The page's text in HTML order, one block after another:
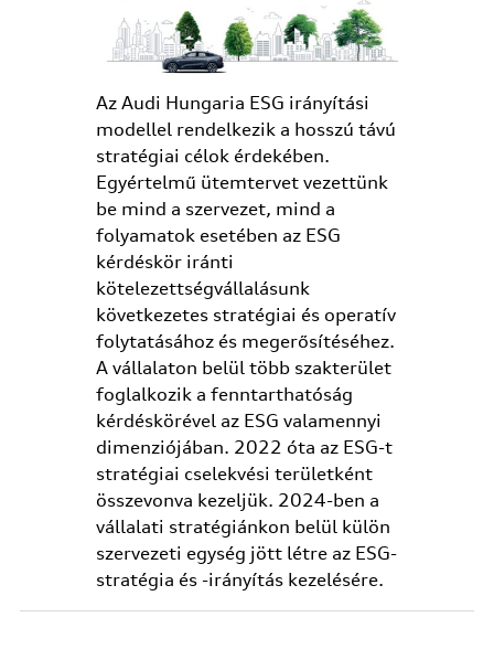
Az Audi Hungaria ESG irányítási
modellel rendelkezik a hosszú távú
stratégiai célok érdekében.
Egyértelmű ütemtervet vezettünk
be mind a szervezet, mind a
folyamatok esetében az ESG
kérdéskör iránti
kötelezettségvállalásunk
következetes stratégiai és operatív
folytatásához és megerősítéséhez.
A vállalaton belül több szakterület
foglalkozik a fenntarthatóság
kérdéskörével az ESG valamennyi
dimenziójában. 2022 óta az ESG-t
stratégiai cselekvési területként
összevonva kezeljük. 2024-ben a
vállalati stratégiánkon belül külön
szervezeti egység jött létre az ESG-
stratégia és -irányítás kezelésére.